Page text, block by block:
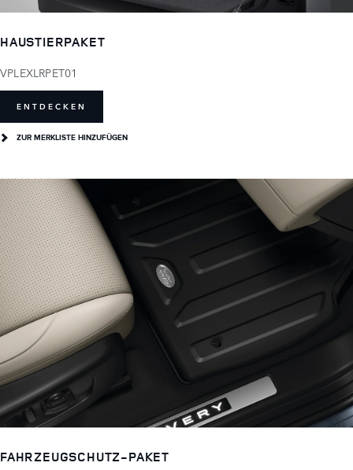
HAUSTIERPAKET
VPLEXLRPET01
ENTDECKEN
ZUR MERKLISTE HINZUFÜGEN
FAHRZEUGSCHUTZ-PAKET